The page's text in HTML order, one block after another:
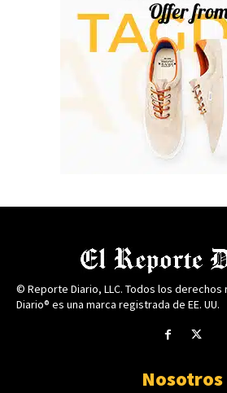
© Reporte Diario, LLC. Todos los
Diario® es una marca registrada de EE. UU.
Nosotros